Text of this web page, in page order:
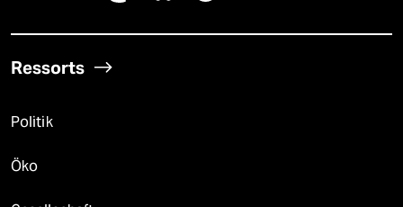
Ressorts
Politik
Öko